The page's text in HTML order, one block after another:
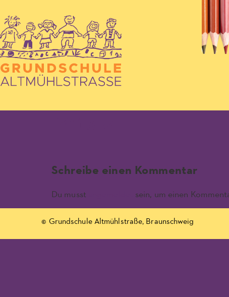
Schreibe einen Kommentar
Du musst sein, um einen
© Grundschule Altmühlstraße, Braunschweig